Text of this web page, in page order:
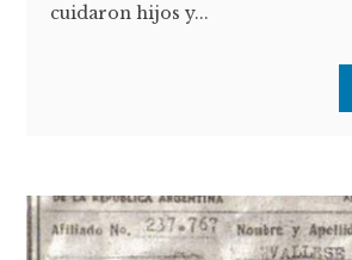
cuidaron hijos y...